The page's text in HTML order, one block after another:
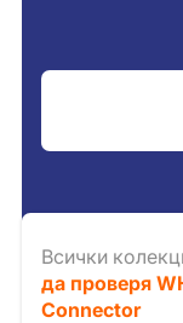
Всички
да проверя
Connector